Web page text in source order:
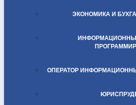
ЭКОНОМИКА И
ОПЕРАТОР